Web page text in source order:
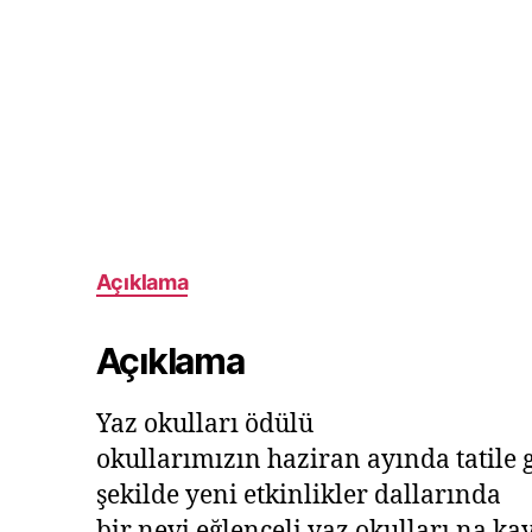
Açıklama
Açıklama
Yaz okulları ödülü
okullarımızın haziran ayında
şekilde yeni etkinlikler dallarında